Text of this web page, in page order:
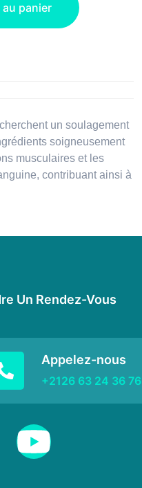
panier
un soulagement
soigneusement
musculaires et les
contribuant ainsi à
Un Rendez-Vous
Appelez-nous
+2126 63 24 36 76